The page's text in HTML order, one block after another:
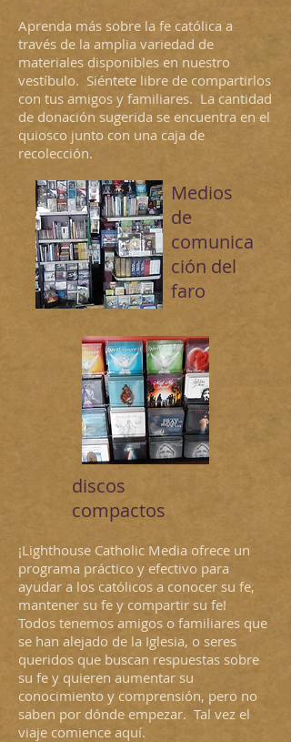
Aprenda más sobre la fe católica a
través de la amplia variedad de
materiales disponibles en nuestro
vestíbulo. Siéntete libre de compartirlos
con tus amigos y familiares. La cantidad
de donación sugerida se encuentra en el
quiosco junto con una caja de
recolección.
Medios
de
comunica
ción del
faro
discos
compactos
¡Lighthouse Catholic Media ofrece un
programa práctico y efectivo para
ayudar a los católicos a conocer su fe,
mantener su fe y compartir su fe!
Todos tenemos amigos o familiares que
se han alejado de la Iglesia, o seres
queridos que buscan respuestas sobre
su fe y quieren aumentar su
conocimiento y comprensión, pero no
saben por dónde empezar. Tal vez el
viaje comience aquí.